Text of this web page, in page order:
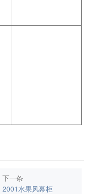
下一条
2001水果风幕柜